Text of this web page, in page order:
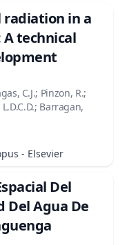
radiation in a
technical
C.J.; Pinzon, R.;
Barragan,
- Elsevier
Del
Del Agua De